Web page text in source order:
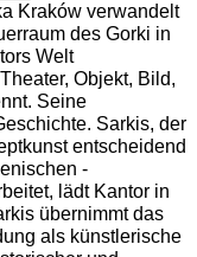
Kraków verwandelt
des Gorki in
Welt
Objekt, Bild,
Seine
Sarkis, der
entscheidend
lädt Kantor in
übernimmt das
als künstlerische